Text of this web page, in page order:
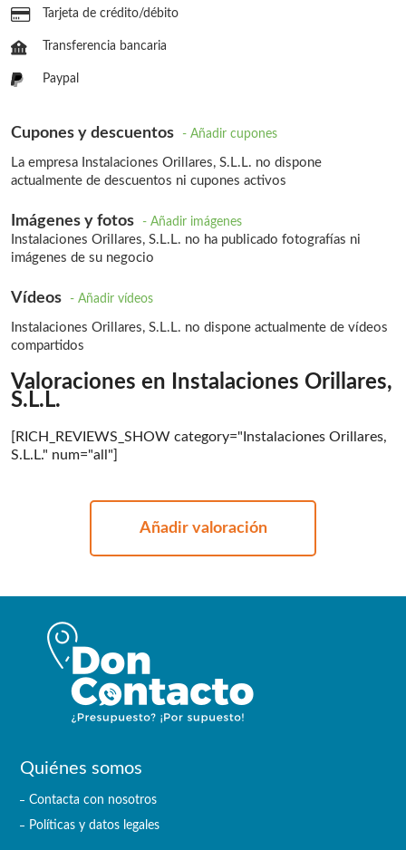
Tarjeta de crédito/débito
Transferencia bancaria
Paypal
Cupones y descuentos - Añadir cupones
La empresa Instalaciones Orillares, S.L.L. no dispone
actualmente de descuentos ni cupones activos
Imágenes y fotos - Añadir imágenes
Instalaciones Orillares, S.L.L. no ha publicado fotografías ni
imágenes de su negocio
Vídeos - Añadir vídeos
Instalaciones Orillares, S.L.L. no dispone actualmente de vídeos
compartidos
Valoraciones en Instalaciones Orillares,
S.L.L.
[RICH_REVIEWS_SHOW category="Instalaciones Orillares,
S.L.L." num="all"]
Añadir valoración
Quiénes somos
Contacta con nosotros
Políticas y datos legales